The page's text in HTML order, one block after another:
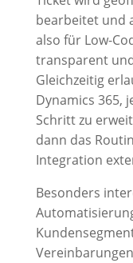
bearbeitet und
also für Low-
transparent
Gleichzeitig
Dynamics 365,
Schritt zu
dann das
Integration
Besonders